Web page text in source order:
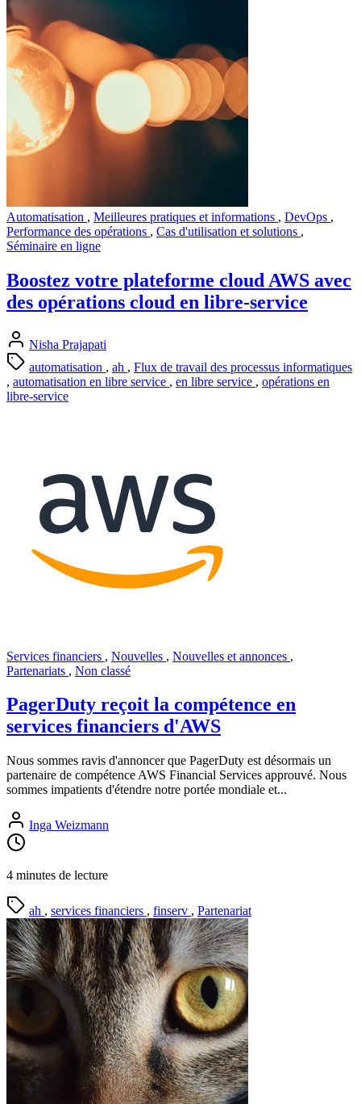
Automatisation , Meilleures pratiques et informations , DevOps ,
Performance des opérations , Cas d'utilisation et solutions ,
Séminaire en ligne
Boostez votre plateforme cloud AWS avec
des opérations cloud en libre-service
Nisha Prajapati
automatisation , ah , Flux de travail des processus informatiques
, automatisation en libre service , en libre service , opérations en
libre-service
Services financiers , Nouvelles , Nouvelles et annonces ,
Partenariats , Non classé
PagerDuty reçoit la compétence en
services financiers d'AWS
Nous sommes ravis d'annoncer que PagerDuty est désormais un
partenaire de compétence AWS Financial Services approuvé. Nous
sommes impatients d'étendre notre portée mondiale et...
Inga Weizmann
4 minutes de lecture
ah , services financiers , finserv , Partenariat